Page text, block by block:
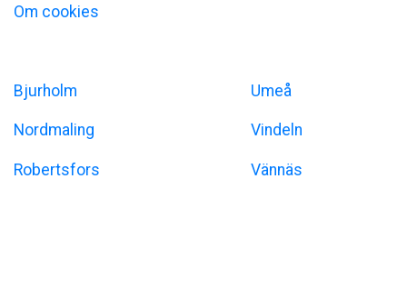
Om cookies
Bjurholm
Nordmaling
Robertsfors
Umeå
Vindeln
Vännäs